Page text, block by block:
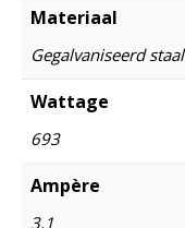
Materiaal
Gegalvaniseerd staal
Wattage
693
Ampère
3,1